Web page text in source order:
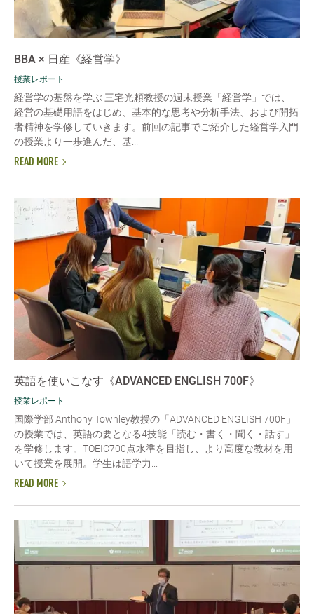
BBA × 日産《経営学》
授業レポート
経営学の基盤を学ぶ 三宅光頼教授の週末授業「経営学」では、
経営の基礎用語をはじめ、基本的な思考や分析手法、および開拓
者精神を学修していきます。前回の記事でご紹介した経営学入門
の授業より一歩進んだ、基...
READ MORE
英語を使いこなす《ADVANCED ENGLISH 700F》
授業レポート
国際学部 Anthony Townley教授の「ADVANCED ENGLISH 700F」
の授業では、英語の要となる4技能「読む・書く・聞く・話す」
を学修します。TOEIC700点水準を目指し、より高度な教材を用
いて授業を展開。学生は語学力...
READ MORE